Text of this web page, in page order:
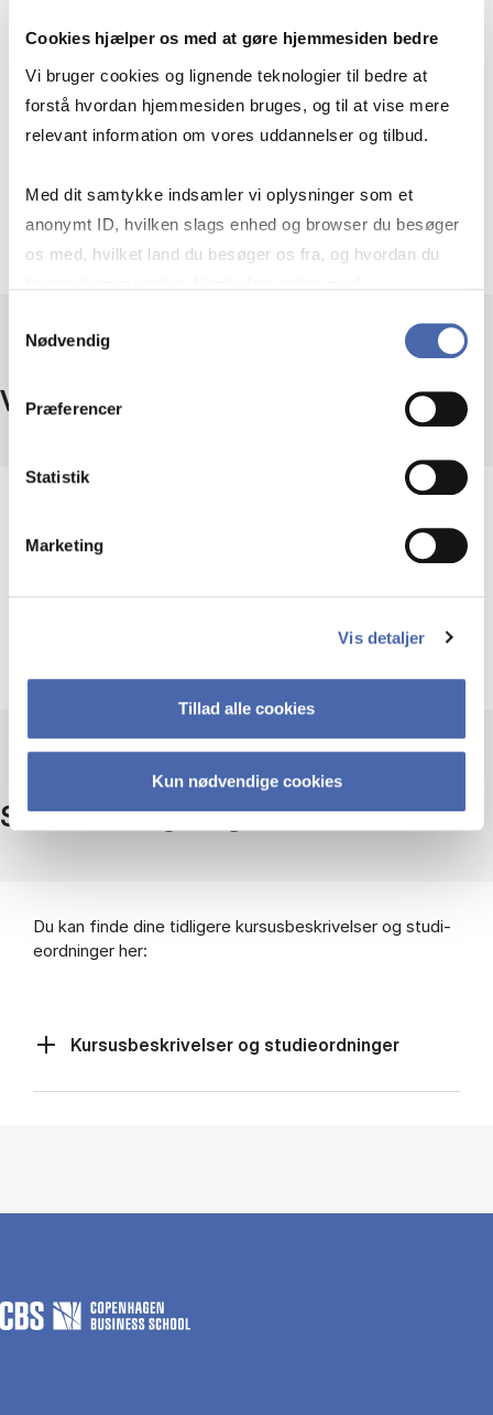
Cookies hjælper os med at gøre hjemmesiden bedre
Vi bruger cookies og lignende teknologier til bedre at
forstå hvordan hjemmesiden bruges, og til at vise mere
relevant information om vores uddannelser og tilbud.
Med dit samtykke indsamler vi oplysninger som et
anonymt ID, hvilken slags enhed og browser du besøger
os med, hvilket land du besøger os fra, og hvordan du
markedsføring. Du bestemmer selv - og kan altid trække
Nødvendig
Præferencer
Statistik
Marketing
Vis detaljer
Tillad alle cookies
Kun nødvendige cookies
Un­der­vis­nings­kom­pe­ten­ce på ung­doms­ud­
dan­nel­ser mm.
Ve­ri­fi­cér en di­mit­tend fra CBS
re en di­mit­tend fra CBS? Så læs mere her:
Til virk­som­he­der og tred­je­par­ter
Stu­di­e­ord­nin­ger og kur­sus­be­skri­vel­ser
Du kan fin­de dine tid­li­ge­re kur­sus­be­skri­vel­ser og stu­di­
e­ord­nin­ger her:
Kur­sus­be­skri­vel­ser og stu­di­e­ord­nin­ger